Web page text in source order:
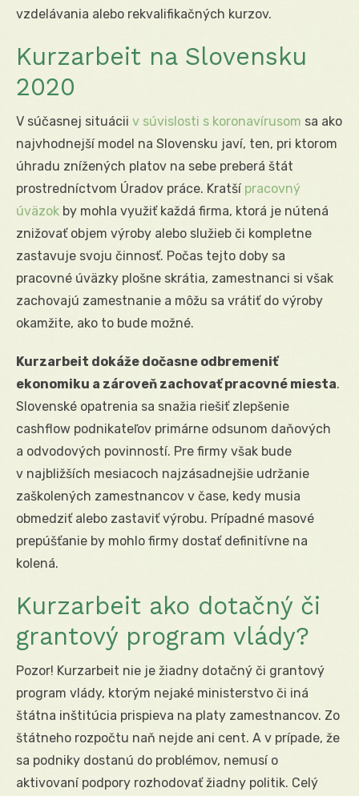
vzdelávania alebo rekvalifikačných kurzov.
Kurzarbeit na Slovensku
2020
V súčasnej situácii v súvislosti s koronavírusom sa ako
najvhodnejší model na Slovensku javí, ten, pri ktorom
úhradu znížených platov na sebe preberá štát
prostredníctvom Úradov práce. Kratší pracovný
úväzok by mohla využiť každá firma, ktorá je nútená
znižovať objem výroby alebo služieb či kompletne
zastavuje svoju činnosť. Počas tejto doby sa
pracovné úväzky plošne skrátia, zamestnanci si však
zachovajú zamestnanie a môžu sa vrátiť do výroby
okamžite, ako to bude možné.
Kurzarbeit dokáže dočasne odbremeniť
ekonomiku a zároveň zachovať pracovné miesta.
Slovenské opatrenia sa snažia riešiť zlepšenie
cashflow podnikateľov primárne odsunom daňových
a odvodových povinností. Pre firmy však bude
v najbližších mesiacoch najzásadnejšie udržanie
zaškolených zamestnancov v čase, kedy musia
obmedziť alebo zastaviť výrobu. Prípadné masové
prepúšťanie by mohlo firmy dostať definitívne na
kolená.
Kurzarbeit ako dotačný či
grantový program vlády?
Pozor! Kurzarbeit nie je žiadny dotačný či grantový
program vlády, ktorým nejaké ministerstvo či iná
štátna inštitúcia prispieva na platy zamestnancov. Zo
štátneho rozpočtu naň nejde ani cent. A v prípade, že
sa podniky dostanú do problémov, nemusí o
aktivovaní podpory rozhodovať žiadny politik. Celý